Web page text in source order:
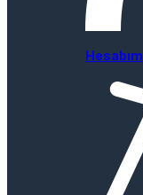
Hesabım